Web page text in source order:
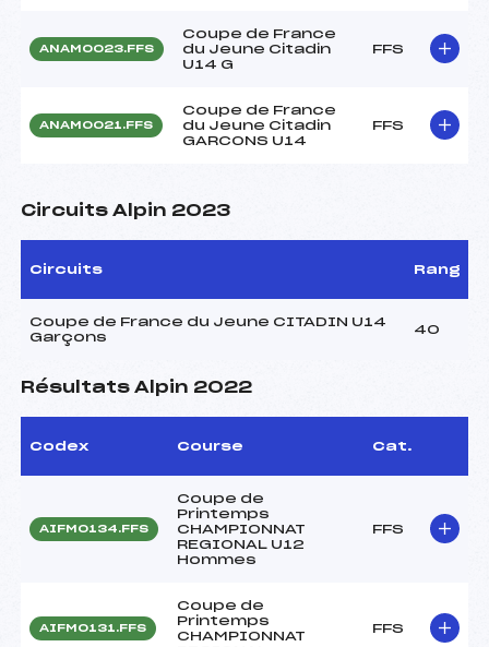
ANAM0023.FFS
Coupe de France
du Jeune Citadin
U14 G
FFS
ANAM0021.FFS
Coupe de France
du Jeune Citadin
GARCONS U14
FFS
Circuits Alpin 2023
Circuits Rang
Coupe de France du Jeune CITADIN U14
Garçons
40
Résultats Alpin 2022
Codex Course Cat.
AIFM0134.FFS
Coupe de
Printemps
CHAMPIONNAT
REGIONAL U12
Hommes
FFS
AIFM0131.FFS
Coupe de
Printemps
CHAMPIONNAT
FFS